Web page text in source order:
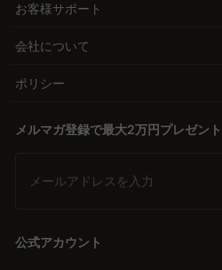
CAGUUUのマットレスは、耐久性と
「MyCoordi」やバーチャルショール
さらに高めます。
理想のマットレスで毎日の疲れを癒
お客様サポート
会社について
ポリシー
メルマガ登録で最大2万円プレゼント
メールアドレスを入力
公式アカウント